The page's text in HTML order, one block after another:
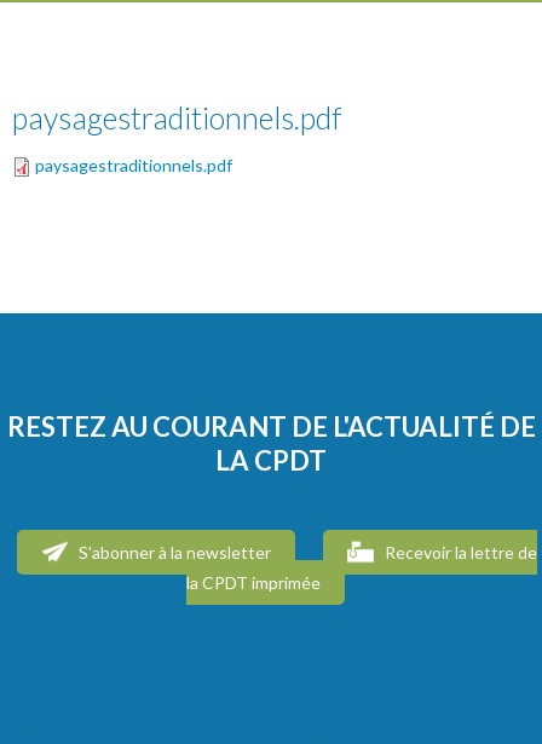
paysagestraditionnels.pdf
paysagestraditionnels.pdf
RESTEZ AU COURANT DE L'ACTUALITÉ DE
LA CPDT
S'abonner à la newsletter
Recevoir la lettre de
la CPDT imprimée